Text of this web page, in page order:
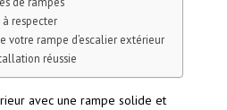
respecter
votre rampe d’escalier extérieur
réussie
avec une rampe solide et